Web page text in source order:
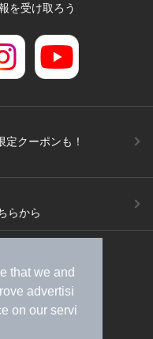
that we and
advertisi
on our servi
を受け取ろう
クーポンも！
らから
告出稿のご案内
規約
ヘルプ
採用情報